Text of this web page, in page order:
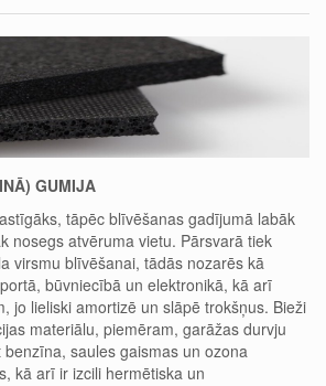
GUMIJA
tāpēc blīvēšanas gadījumā labāk
nosegs atvēruma vietu. Pārsvarā tiek
virsmu blīvēšanai, tādās nozarēs kā
būvniecībā un elektronikā, kā arī
jo lieliski amortizē un slāpē trokšņus. Bieži
materiālu, piemēram, garāžas durvju
saules gaismas un ozona
kā arī ir izcili hermētiska un